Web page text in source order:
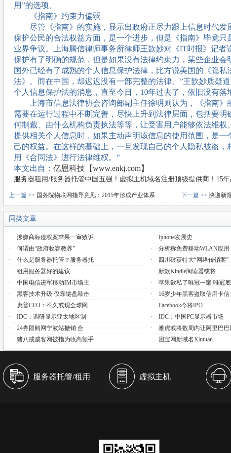
用”的选项。
《指南》约束力偏弱
尽管《指南》的实施，显示出政府正尽力跟上信息时代发
保护公民的合法权益方面，是一个进步，但是《指南》毕竟只
业界争议。上海腾信律师事务所律师王歆妙对《IT时报》记者
保护有了明确的规范，但是如果没有法律约束力，某些企业会
国外已经有了成熟的个人信息保护法律，比方说美国的《隐私
法》。而在中国，却迟迟没有一部完整的法律。”王歆妙质疑
个人信息保护法的消息，直至今日， 10年过去了，依旧没有落
上海市信息法律协会咨询部副主任徐明则认为，《指南》
需要在运行过程中不断完善，尽快上升到法律层面，包括要
何制裁、由什么机构负责执法等等，让受害用户能够依法维权
提供相关个人信息时，如果主动声明该信息的使用范围，是一
己的权益。在这样的基础上，一旦发现自己的个人隐私被盗
用《合同法》进行法律维权。”
本文出自： 亿恩科技【www.enkj.com】
服务器租用/服务器托管中国五强！虚拟主机域名注册顶级提供商！15
上一篇 >> 国务院物联网指导意见：2015年形成产业体系 下一篇 >>快递新
同类文章
· 涉嫌商标侵权案苹果一审败诉 ·Iphone发展史
· 何谓由“政府收容教养” ·分析称免费移动WLAN应用
· 什么是服务器托管？服务器托 ·
四川破获特大“网络传销案”
· 租用服务器好的建议 ·新款Kindle阅读器或将
· 中国电信进军移动IM市场主 ·苹果欲私了唯冠一案 唯冠底
· 黑客技术升级 仅靠键盘敲击 · 16岁少年黑客盗取信用卡信
· 惠普CEO：不久或现全球网 ·Facebook今将IPO
· IDC：调研显示亚太地区制 ·IDC：中国PC显示器市场
· 24券团购网宁波站撤销 合 ·雅虎或将数周内让阿里巴巴
· 猪八戒威客网被指为收高额手 · 团宝网新域名xintuan
服务器托管/租用 虚拟主机